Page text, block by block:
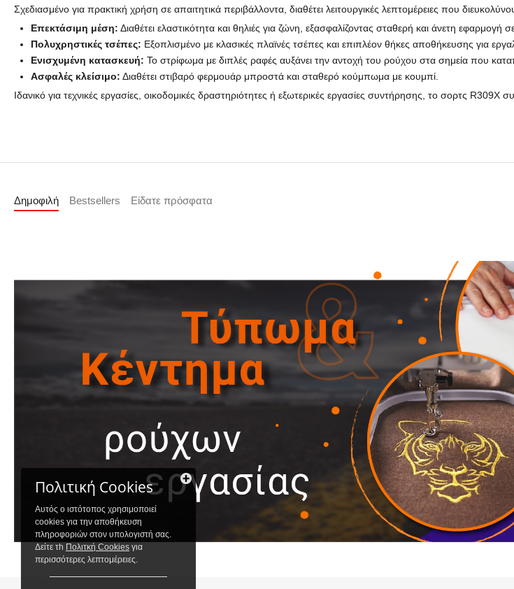
Σχεδιασμένο για πρακτική χρήση σε απαιτητικά περιβάλλοντα, διαθέτει λειτουργικές λεπτομέρειες που
Επεκτάσιμη μέση: Διαθέτει ελαστικότητα και θηλιές για ζώνη, εξασφαλίζοντας σταθερή και άνετη εφαρμογή
Πολυχρηστικές τσέπες: Εξοπλισμένο με κλασικές πλαϊνές τσέπες και επιπλέον θήκες αποθήκευσης για
Ενισχυμένη κατασκευή: Το στρίφωμα με διπλές ραφές αυξάνει την αντοχή του ρούχου στα σημεία που
Ασφαλές κλείσιμο: Διαθέτει στιβαρό φερμουάρ μπροστά και σταθερό κούμπωμα με κουμπί.
Ιδανικό για τεχνικές εργασίες, οικοδομικές δραστηριότητες ή εξωτερικές εργασίες συντήρησης, το σορτς R309X
Δημοφιλή Bestsellers Είδατε πρόσφατα
Πολιτική Cookies
Αυτός ο ιστότοπος χρησιμοποιεί
cookies για την αποθήκευση
πληροφοριών στον υπολογιστή σας.
Δείτε τh Πολιτκή Cookies για
περισσότερες λεπτομέρειες.